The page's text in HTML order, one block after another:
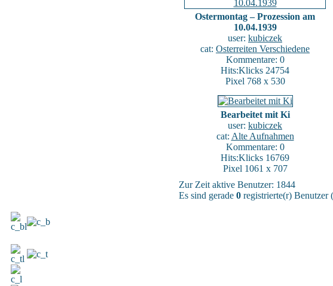
Ostermontag – Prozession am
10.04.1939
user: kubiczek
cat: Osterreiten Verschiedene
Kommentare: 0
Hits:Klicks 24754
Pixel 768 x 530
Bearbeitet mit Ki
user: kubiczek
cat: Alte Aufnahmen
Kommentare: 0
Hits:Klicks 16769
Pixel 1061 x 707
Zur Zeit aktive Benutzer: 1844
Es sind gerade 0 registrierte(r) Benutzer